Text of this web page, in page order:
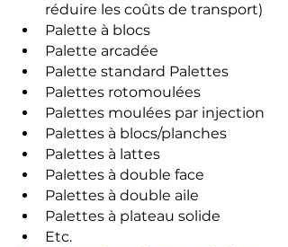
réduire les coûts de transport)
Palette à blocs
Palette arcadée
Palette standard Palettes
Palettes rotomoulées
Palettes moulées par injection
Palettes à blocs/planches
Palettes à lattes
Palettes à double face
Palettes à double aile
Palettes à plateau solide
Etc.